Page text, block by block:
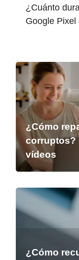
¿Cuánto
Google Pixel
¿Cómo
corruptos?
vídeos
¿Cómo